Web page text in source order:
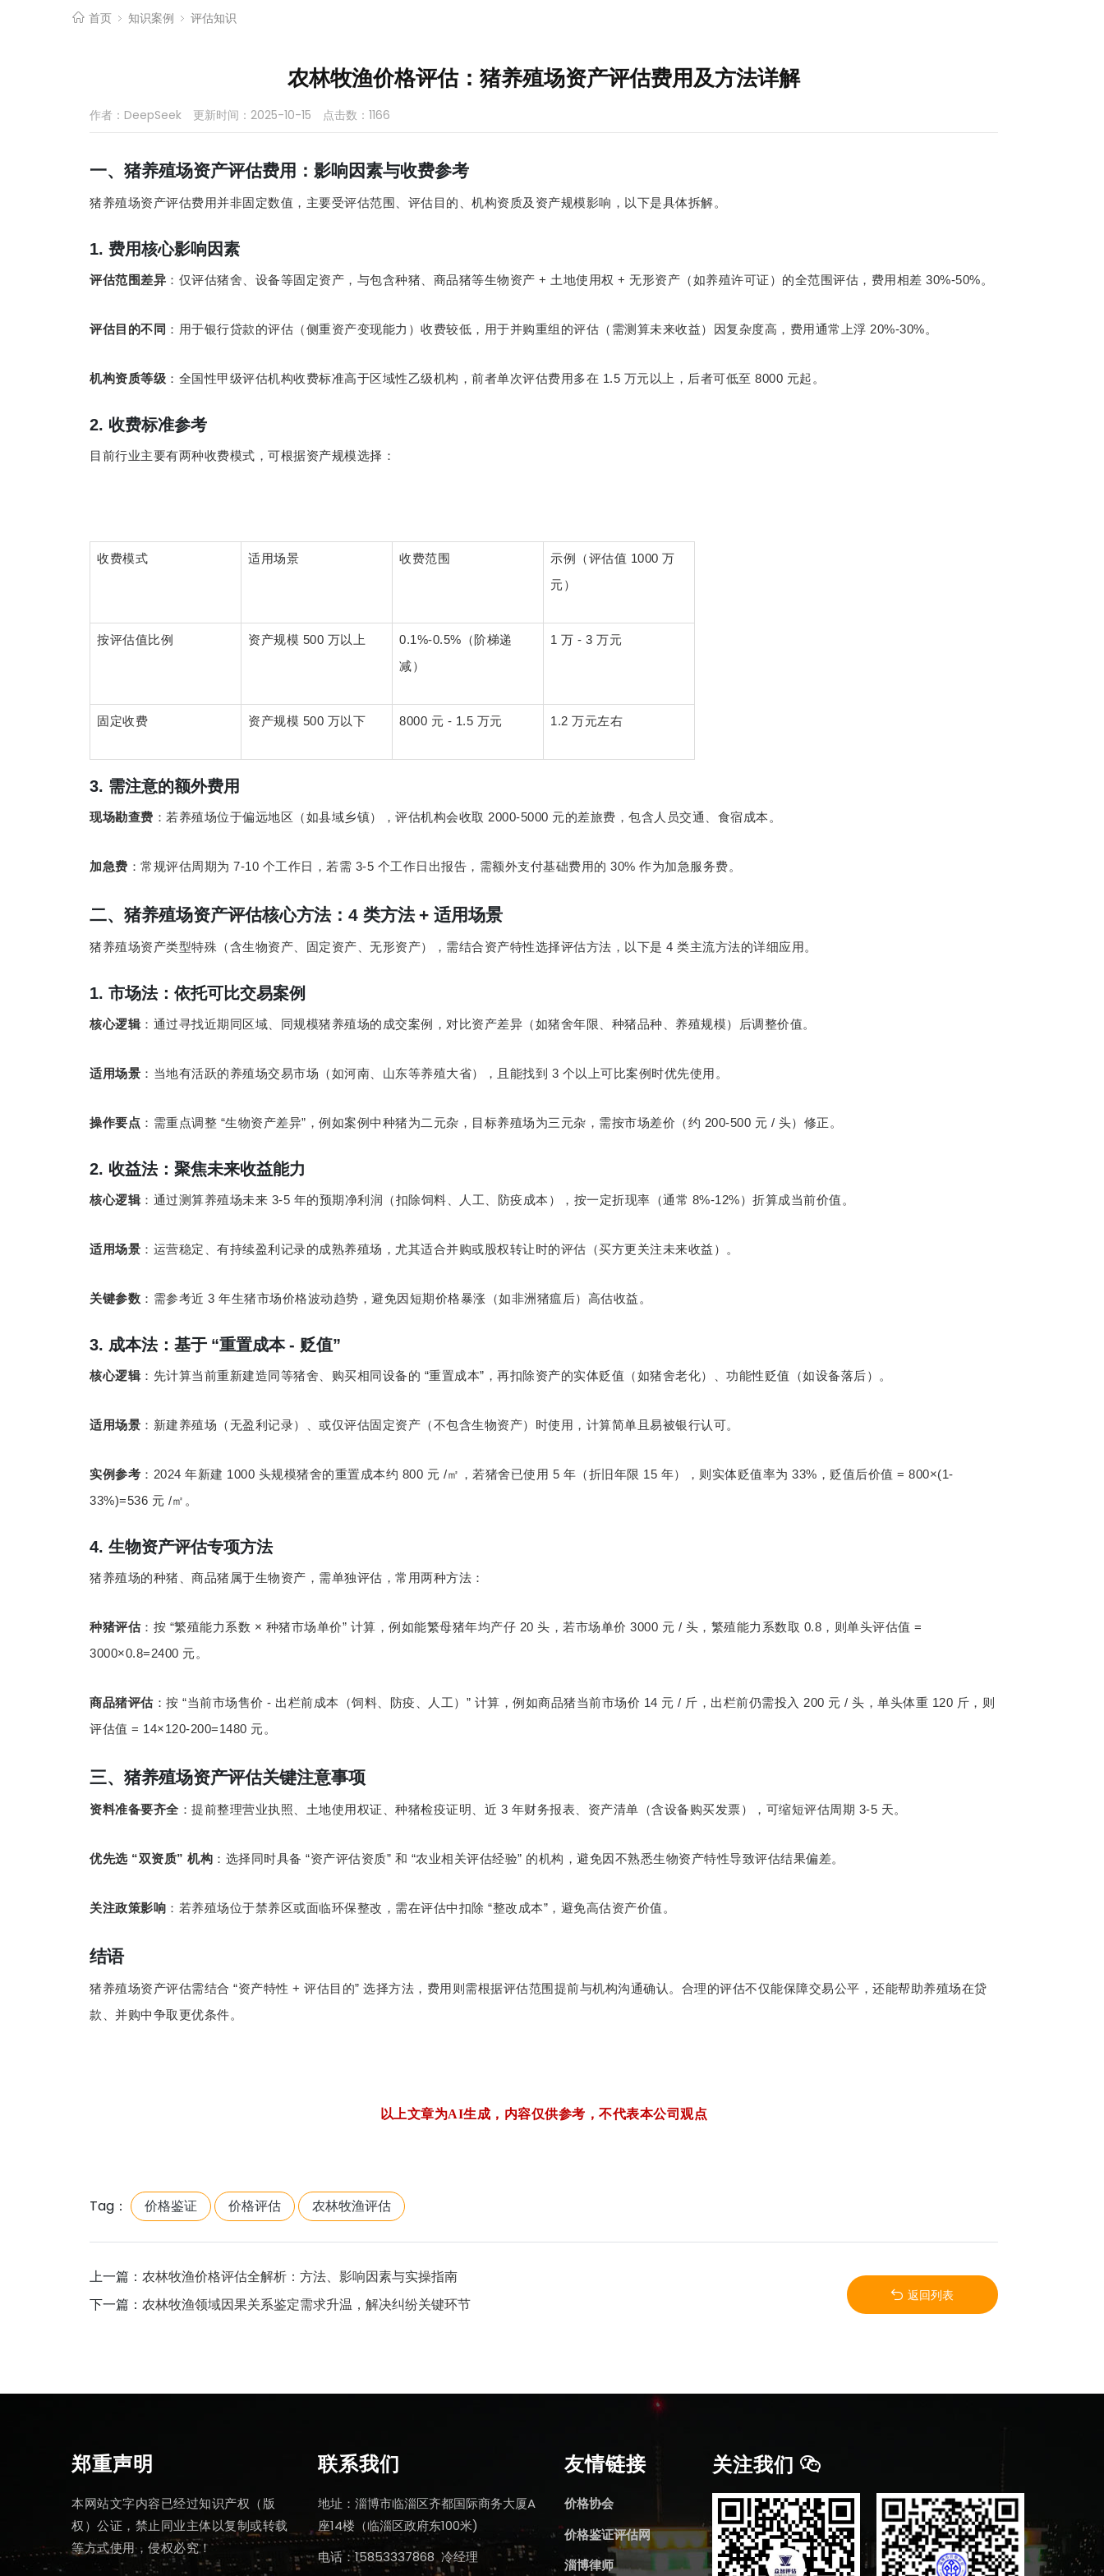
首页 知识案例 评估知识
农林牧渔价格评估：猪养殖场资产评估费用及方法详解
作者：DeepSeek 更新时间：2025-10-15 点击数： 1166
一、猪养殖场资产评估费用：影响因素与收费参考
猪养殖场资产评估费用并非固定数值，主要受评估范围、评估目的、机构资质及资产规模影响，以下是具体拆解。
1. 费用核心影响因素
评估范围差异 ：仅评估猪舍、设备等固定资产，与包含种猪、商品猪等生物资产 + 土地使用权 + 无形资产（如养殖许可证）的全范围评估，费用相差 30%-50%。
评估目的不同 ：用于银行贷款的评估（侧重资产变现能力）收费较低，用于并购重组的评估（需测算未来收益）因复杂度高，费用通常上浮 20%-30%。
机构资质等级 ：全国性甲级评估机构收费标准高于区域性乙级机构，前者单次评估费用多在 1.5 万元以上，后者可低至 8000 元起。
2. 收费标准参考
目前行业主要有两种收费模式，可根据资产规模选择：
收费模式 适用场景 收费范围 示例（评估值 1000 万
元）
按评估值比例 资产规模 500 万以上 0.1%-0.5% （阶梯递
减）
1 万 - 3 万元
固定收费 资产规模 500 万以下 8000 元 - 1.5 万元 1.2 万元左右
3. 需注意的额外费用
现场勘查费 ：若养殖场位于偏远地区（如县域乡镇），评估机构会收取 2000-5000 元的差旅费，包含人员交通、食宿成本。
加急费 ：常规评估周期为 7-10 个工作日，若需 3-5 个工作日出报告，需额外支付基础费用的 30% 作为加急服务费。
二、猪养殖场资产评估核心方法： 4 类方法+ 适用场景
猪养殖场资产类型特殊（含生物资产、固定资产、无形资产），需结合资产特性选择评估方法，以下是 4 类主流方法的详细应用。
1. 市场法：依托可比交易案例
核心逻辑：通过寻找近期同区域、同规模猪养殖场的成交案例，对比资产差异（如猪舍年限、种猪品种、养殖规模）后调整价值。
适用场景 ：当地有活跃的养殖场交易市场（如河南、山东等养殖大省），且能找到 3 个以上可比案例时优先使用。
操作要点 ：需重点调整 “生物资产差异” ，例如案例中种猪为二元杂，目标养殖场为三元杂，需按市场差价（约 200-500 元 / 头）修正。
2. 收益法：聚焦未来收益能力
核心逻辑：通过测算养殖场未来 3-5 年的预期净利润（扣除饲料、人工、防疫成本），按一定折现率（通常 8%-12%）折算成当前价值。
适用场景 ：运营稳定、有持续盈利记录的成熟养殖场，尤其适合并购或股权转让时的评估（买方更关注未来收益）。
关键参数 ：需参考近 3 年生猪市场价格波动趋势，避免因短期价格暴涨（如非洲猪瘟后）高估收益。
3. 成本法：基于 “重置成本- 贬值”
核心逻辑：先计算当前重新建造同等猪舍、购买相同设备的 “重置成本” ，再扣除资产的实体贬值（如猪舍老化）、功能性贬值（如设备落后）。
适用场景 ：新建养殖场（无盈利记录）、或仅评估固定资产（不包含生物资产）时使用，计算简单且易被银行认可。
实例参考 ： 2024 年新建 1000 头规模猪舍的重置成本约 800 元 /㎡，若猪舍已使用 5 年（折旧年限 15 年），则实体贬值率为 33% ，贬值后价值 = 800×(1-
33%)=536 元 /㎡。
4. 生物资产评估专项方法
猪养殖场的种猪、商品猪属于生物资产，需单独评估，常用两种方法：
种猪评估：按 “繁殖能力系数 × 种猪市场单价” 计算，例如能繁母猪年均产仔 20 头，若市场单价 3000 元 / 头，繁殖能力系数取 0.8 ，则单头评估值 =
3000×0.8=2400 元。
商品猪评估：按 “当前市场售价 - 出栏前成本（饲料、防疫、人工） ” 计算，例如商品猪当前市场价 14 元 / 斤，出栏前仍需投入 200 元 / 头，单头体重 120 斤，则
评估值 = 14×120-200=1480 元。
三、猪养殖场资产评估关键注意事项
资料准备要齐全：提前整理营业执照、土地使用权证、种猪检疫证明、近 3 年财务报表、资产清单（含设备购买发票），可缩短评估周期 3-5 天。
优先选 “双资质” 机构 ：选择同时具备 “资产评估资质” 和 “农业相关评估经验” 的机构，避免因不熟悉生物资产特性导致评估结果偏差。
关注政策影响 ：若养殖场位于禁养区或面临环保整改，需在评估中扣除 “整改成本” ，避免高估资产价值。
结语
猪养殖场资产评估需结合 “资产特性 + 评估目的” 选择方法，费用则需根据评估范围提前与机构沟通确认。合理的评估不仅能保障交易公平，还能帮助养殖场在贷
款、并购中争取更优条件。
以上文章为AI生成，内容仅供参考，不代表本公司观点
Tag： 价格鉴证 价格评估 农林牧渔评估
上一篇： 农林牧渔价格评估全解析：方法、影响因素与实操指南
下一篇： 农林牧渔领域因果关系鉴定需求升温，解决纠纷关键环节 返回列表
郑重声明
本网站文字内容已经过知识产权（版
权）公证，禁止同业主体以复制或转载
等方式使用，侵权必究！
联系我们
地址：淄博市临淄区齐都国际商务大厦A
座14楼（临淄区政府东100米)
电话：15853337868 冷经理
友情链接
价格协会
价格鉴证评估网
淄博律师
关注我们